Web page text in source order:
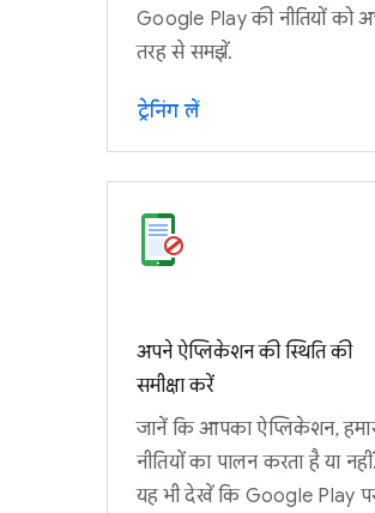
Google Play की नीतियों को
तरह से समझें.
ट्रेनिंग लें
अपने ऐप्लिकेशन की स्थिति की
समीक्षा करें
जानें कि आपका ऐप्लिकेशन,
नीतियों का पालन करता है या नहीं.
यह भी देखें कि Google Play